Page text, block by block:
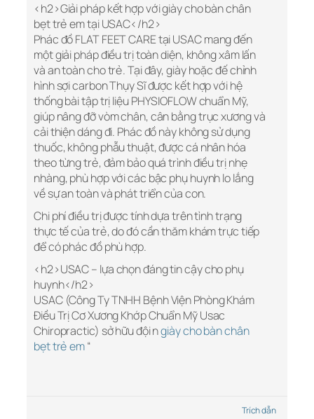
<h2>Giải pháp kết hợp với giày cho bàn chân
bẹt trẻ em tại USAC</h2>
Phác đồ FLAT FEET CARE tại USAC mang đến
một giải pháp điều trị toàn diện, không xâm lấn
và an toàn cho trẻ. Tại đây, giày hoặc đế chỉnh
hình sợi carbon Thụy Sĩ được kết hợp với hệ
thống bài tập trị liệu PHYSIOFLOW chuẩn Mỹ,
giúp nâng đỡ vòm chân, cân bằng trục xương và
cải thiện dáng đi. Phác đồ này không sử dụng
thuốc, không phẫu thuật, được cá nhân hóa
theo từng trẻ, đảm bảo quá trình điều trị nhẹ
nhàng, phù hợp với các bậc phụ huynh lo lắng
về sự an toàn và phát triển của con.
Chi phí điều trị được tính dựa trên tình trạng
thực tế của trẻ, do đó cần thăm khám trực tiếp
để có phác đồ phù hợp.
<h2>USAC – lựa chọn đáng tin cậy cho phụ
huynh</h2>
USAC (Công Ty TNHH Bệnh Viện Phòng Khám
Điều Trị Cơ Xương Khớp Chuẩn Mỹ Usac
Chiropractic) sở hữu đội ngiày cho bàn chân
bẹt trẻ em“
Trích dẫn